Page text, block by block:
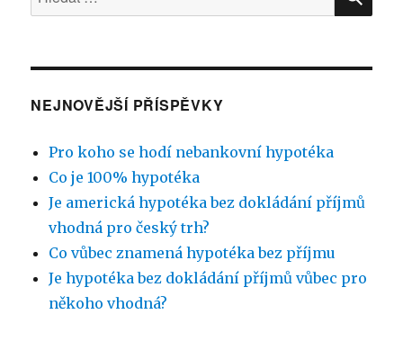
NEJNOVĚJŠÍ PŘÍSPĚVKY
Pro koho se hodí nebankovní hypotéka
Co je 100% hypotéka
Je americká hypotéka bez dokládání příjmů
vhodná pro český trh?
Co vůbec znamená hypotéka bez příjmu
Je hypotéka bez dokládání příjmů vůbec pro
někoho vhodná?